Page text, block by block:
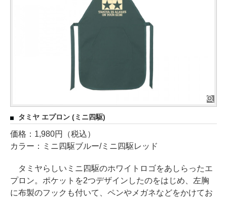
タミヤ エプロン (ミニ四駆)
価格：1,980円（税込）
カラー：ミニ四駆ブルー/ミニ四駆レッド
タミヤらしいミニ四駆のホワイトロゴをあしらったエ
プロン。ポケットを2つデザインしたのをはじめ、左胸
に布製のフックも付いて、ペンやメガネなどをかけてお